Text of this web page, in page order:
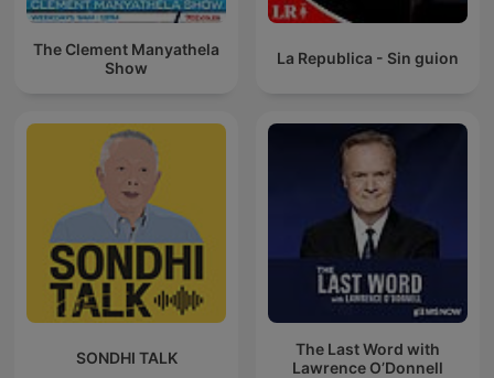
The Clement Manyathela
Show
La Republica - Sin guion
SONDHI TALK
The Last Word with
Lawrence O’Donnell